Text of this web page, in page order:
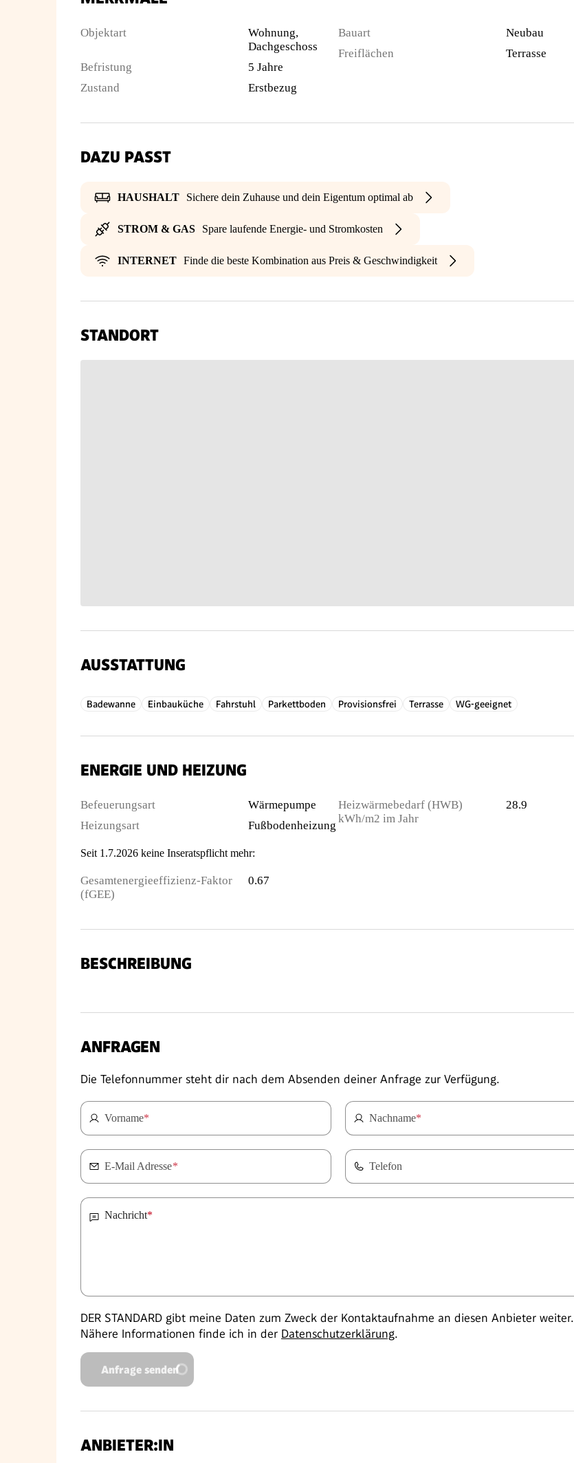
Objektart
Wohnung,
Dachgeschoss
Befristung
5 Jahre
Zustand
Erstbezug
Bauart
Neubau
Freiflächen
Terrasse
DAZU PASST
HAUSHALT Sichere dein Zuhause und dein Eigentum optimal ab
STROM & GAS Spare laufende Energie- und Stromkosten
INTERNET Finde die beste Kombination aus Preis & Geschwindigkeit
STANDORT
AUSSTATTUNG
Badewanne Einbauküche Fahrstuhl Parkettboden Provisionsfrei Terrasse WG-geeignet
ENERGIE UND HEIZUNG
Befeuerungsart
Wärmepumpe
Heizungsart
Fußbodenheizung
Heizwärmebedarf (HWB)
kWh/m2 im Jahr
28.9
Seit 1.7.2026 keine Inseratspflicht mehr:
Gesamtenergieeffizienz-Faktor
(fGEE)
0.67
BESCHREIBUNG
ANFRAGEN
Die Telefonnummer steht dir nach dem Absenden deiner Anfrage zur Verfügung.
Vorname* Nachname*
E-Mail Adresse* Telefon
Nachricht*
DER STANDARD gibt meine Daten zum Zweck der Kontaktaufnahme an diesen Anbieter weiter.
Nähere Informationen finde ich in der Datenschutzerklärung.
Anfrage senden
ANBIETER:IN